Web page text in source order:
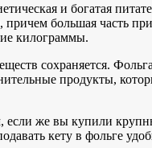
и богатая
большая часть
килограммы.
сохраняется.
продукты,
если же вы купили
кету в фольге